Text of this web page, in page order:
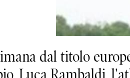
dal titolo
Luca Rambaldi,